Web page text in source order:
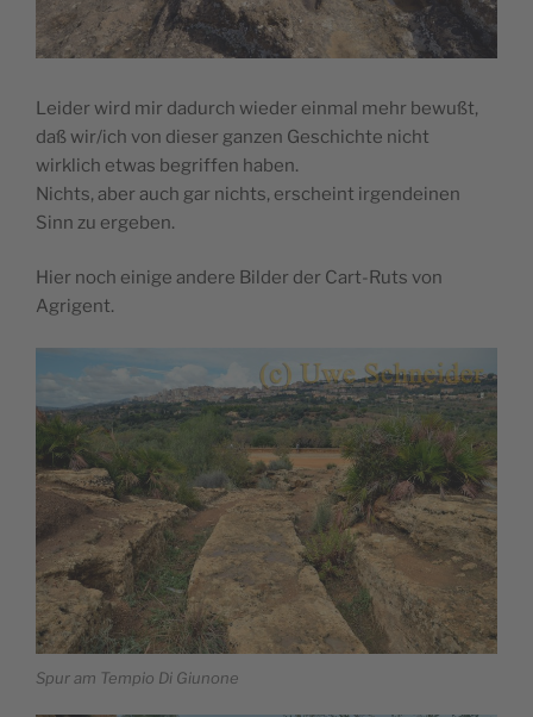
Leider wird mir dadurch wieder einmal mehr bewußt,
daß wir/ich von dieser ganzen Geschichte nicht
wirklich etwas begriffen haben.
Nichts, aber auch gar nichts, erscheint irgendeinen
Sinn zu ergeben.
Hier noch einige andere Bilder der Cart-Ruts von
Agrigent.
Spur am Tempio Di Giunone